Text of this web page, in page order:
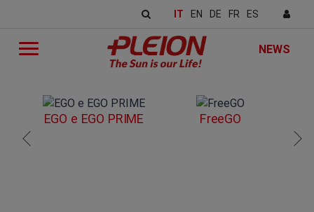
IT EN DE FR ES
NEWS
EGO e EGO PRIME FreeGO